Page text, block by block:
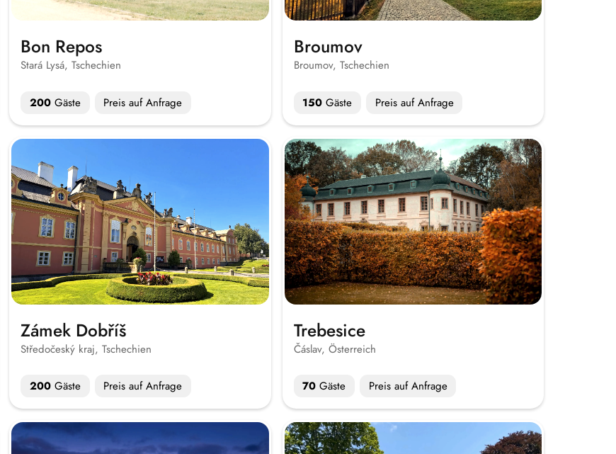
Bon Repos
Stará Lysá, Tschechien
200 Gäste Preis auf Anfrage
Broumov
Broumov, Tschechien
150 Gäste Preis auf Anfrage
Zámek Dobříš
Středočeský kraj, Tschechien
200 Gäste Preis auf Anfrage
Trebesice
Čáslav, Österreich
70 Gäste Preis auf Anfrage